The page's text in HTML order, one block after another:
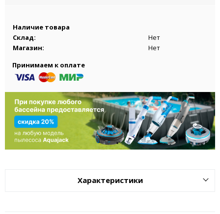
Наличие товара
Склад:
Нет
Магазин:
Нет
Принимаем к оплате
Характеристики